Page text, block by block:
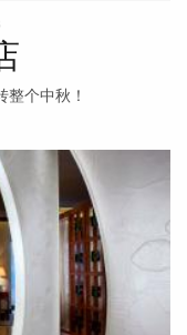
个中秋！